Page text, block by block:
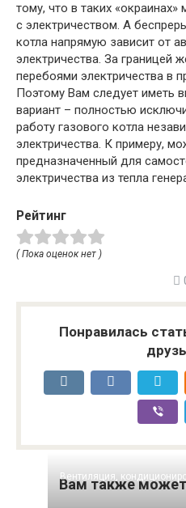
тому, что в таких «окраинах»
с электричеством. А
котла напрямую зависит от
электричества. За границей
перебоями электричества в
Поэтому Вам следует иметь
вариант – полностью
работу газового котла
электричества. К примеру,
предназначенный для
электричества из тепла
Рейтинг
( Пока оценок нет )
Понравилась
Вам также
Вентиляция,